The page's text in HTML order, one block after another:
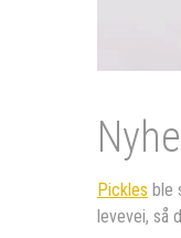
Pickles ble
levevei, så